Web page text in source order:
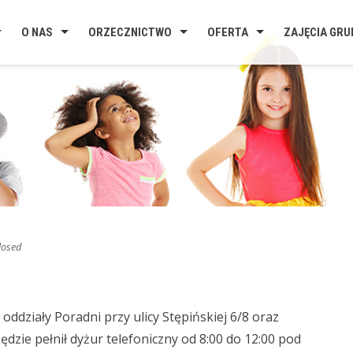
O NAS ORZECZNICTWO OFERTA ZAJĘCIA
Poradni przy ulicy Stępińskiej 6/8 oraz
pełnił dyżur telefoniczny od 8:00 do 12:00 pod